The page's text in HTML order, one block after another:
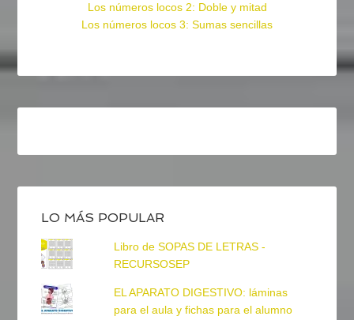
Los números locos 2: Doble y mitad
Los números locos 3: Sumas sencillas
LO MÁS POPULAR
Libro de SOPAS DE LETRAS -
RECURSOSEP
EL APARATO DIGESTIVO: láminas
para el aula y fichas para el alumno